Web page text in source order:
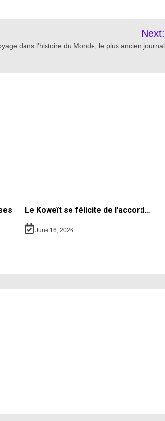
Next:
dans l’histoire du Monde, le plus ancien journal
Le Koweït se félicite de l’accord…
June 16, 2026